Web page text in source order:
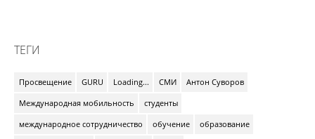
ТЕГИ
Просвещение GURU Loading... СМИ
Антон Суворов
Международная мобильность
студенты
международное сотрудничество
обучение
образование